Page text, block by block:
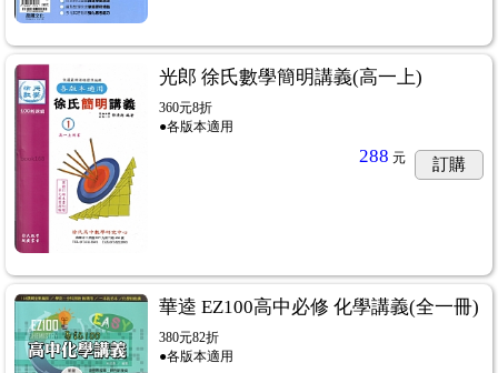
光郎 徐氏數學簡明講義(高一上)
360元8折
●各版本適用
288 元 訂購
華逵 EZ100高中必修 化學講義(全一冊)
380元82折
●各版本適用